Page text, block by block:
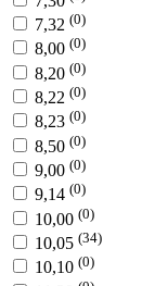
7,32 (0)
8,00 (0)
8,20 (0)
8,22 (0)
8,23 (0)
8,50 (0)
9,00 (0)
9,14 (0)
10,00 (0)
10,05 (34)
10,10 (0)